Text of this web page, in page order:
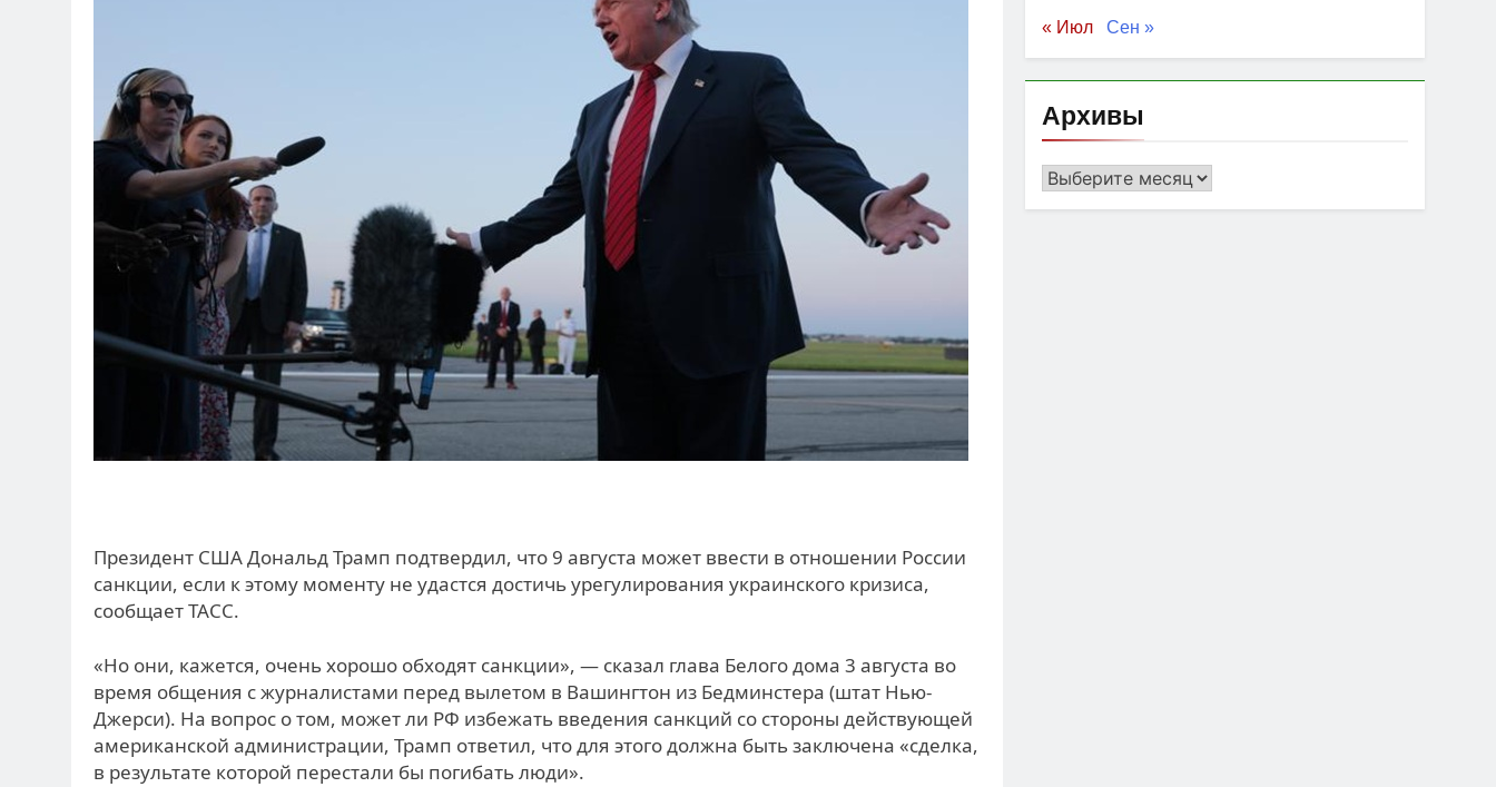
Президент США Дональд Трамп подтвердил, что 9 августа может ввести в отношении России
санкции, если к этому моменту не удастся достичь урегулирования украинского кризиса,
сообщает ТАСС.
«Но они, кажется, очень хорошо обходят санкции», — сказал глава Белого дома 3 августа во
время общения с журналистами перед вылетом в Вашингтон из Бедминстера (штат Нью-
Джерси). На вопрос о том, может ли РФ избежать введения санкций со стороны действующей
американской администрации, Трамп ответил, что для этого должна быть заключена «сделка,
в результате которой перестали бы погибать люди».
« Июл Сен »
Архивы
Архивы